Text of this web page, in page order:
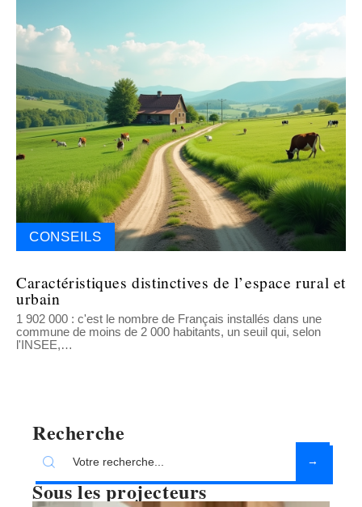
CONSEILS
Caractéristiques distinctives de l’espace rural et
urbain
1 902 000 : c'est le nombre de Français installés dans une
commune de moins de 2 000 habitants, un seuil qui, selon
l'INSEE,…
Recherche
Sous les projecteurs